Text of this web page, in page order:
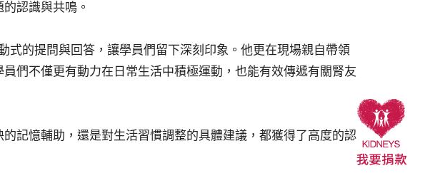
認識與共鳴。
式的提問與回答，讓學員們留下深刻印象。他更在現場親自帶領
們不僅更有動力在日常生活中積極運動，也能有效傳遞有關腎友
記憶輔助，還是對生活習慣調整的具體建議，都獲得了高度的認